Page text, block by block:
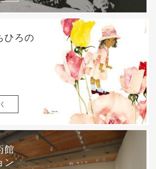
ひろの
館
ン